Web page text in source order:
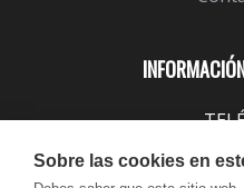
Sobre las cookies en